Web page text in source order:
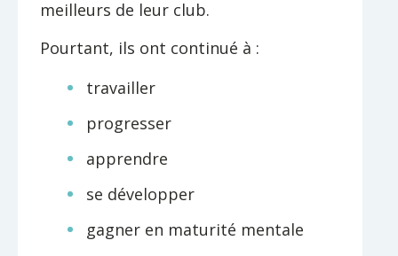
meilleurs de leur club.
Pourtant, ils ont continué à :
travailler
progresser
apprendre
se développer
gagner en maturité mentale